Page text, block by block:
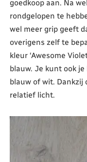
goedkoop aan. Na
rondgelopen te
wel meer grip geeft
overigens zelf te
kleur ‘Awesome
blauw. Je kunt ook
blauw of wit. Dankzij
relatief licht.